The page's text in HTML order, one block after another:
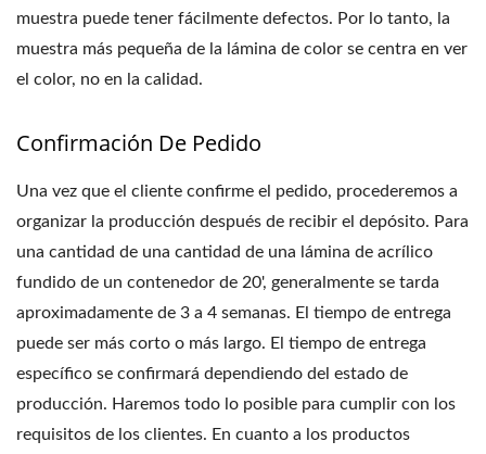
muestra puede tener fácilmente defectos. Por lo tanto, la
muestra más pequeña de la lámina de color se centra en ver
el color, no en la calidad.
Confirmación De Pedido
Una vez que el cliente confirme el pedido, procederemos a
organizar la producción después de recibir el depósito. Para
una cantidad de una cantidad de una lámina de acrílico
fundido de un contenedor de 20', generalmente se tarda
aproximadamente de 3 a 4 semanas. El tiempo de entrega
puede ser más corto o más largo. El tiempo de entrega
específico se confirmará dependiendo del estado de
producción. Haremos todo lo posible para cumplir con los
requisitos de los clientes. En cuanto a los productos